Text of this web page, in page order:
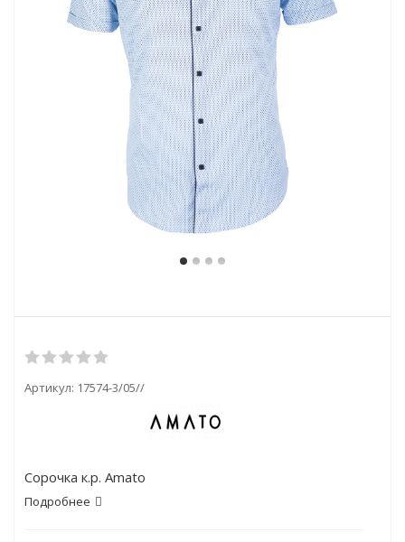
Артикул: 17574-3/05//
Сорочка к.р. Amato
Подробнее